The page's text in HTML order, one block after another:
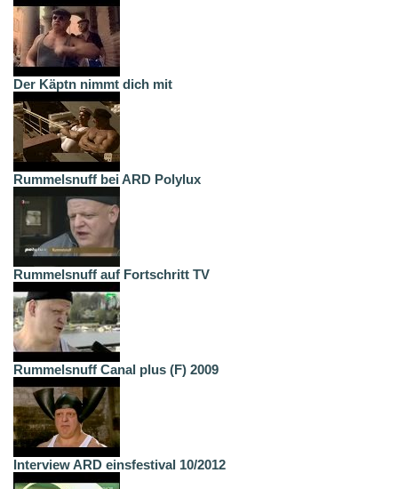
Der Käptn nimmt dich mit
Rummelsnuff bei ARD Polylux
Rummelsnuff auf Fortschritt TV
Rummelsnuff Canal plus (F) 2009
Interview ARD einsfestival 10/2012